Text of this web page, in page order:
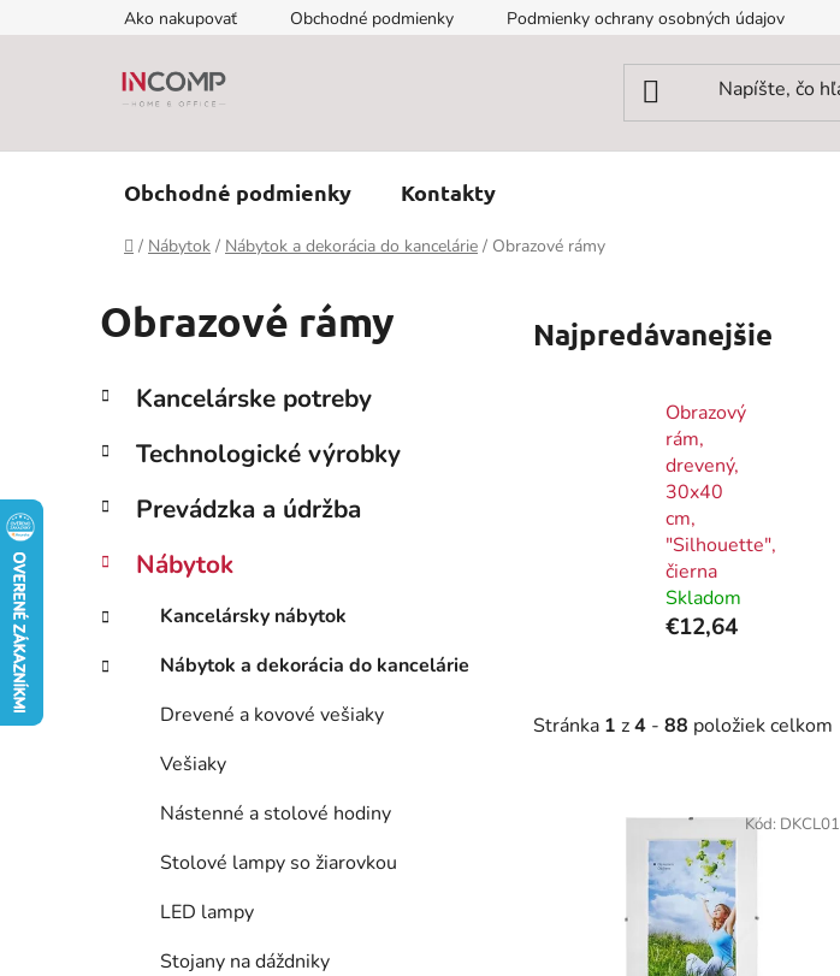
na
Ako nakupovať Obchodné podmienky Podmienky ochrany osobných údajov
Obchodné podmienky Kontakty
Domov
/ Nábytok / Nábytok a dekorácia do kancelárie / Obrazové rámy
Obrazové rámy
B
č
ý
a
n
e
l
Preskočiť
kategórie
K
a
e
ó
i
Kancelárske potreby
Technologické výrobky
Prevádzka a údržba
Nábytok
Kancelársky nábytok
Nábytok a dekorácia do kancelárie
Drevené a kovové vešiaky
Vešiaky
Nástenné a stolové hodiny
Stolové lampy so žiarovkou
LED lampy
Stojany na dáždniky
Najpredávanejšie
Obrazový
rám,
drevený,
30x40
cm,
"Silhouette",
čierna
Skladom
€12,64
Stránka 1 z4 - 88 položiek celkom
Kód: DKCL01